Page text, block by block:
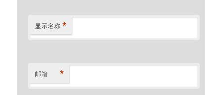
显示名称 *
邮箱 *